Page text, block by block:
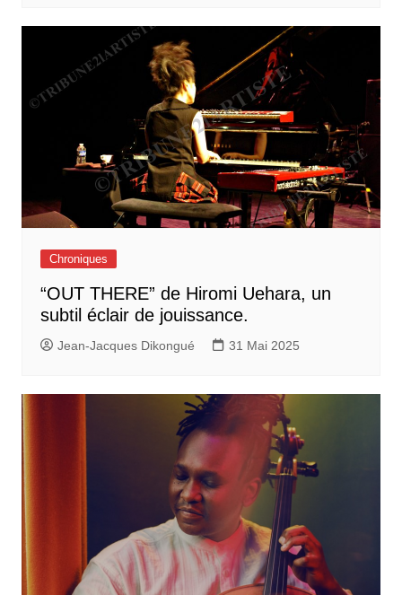
Chroniques
“OUT THERE” de Hiromi Uehara, un
subtil éclair de jouissance.
Jean-Jacques Dikongué 31 Mai 2025